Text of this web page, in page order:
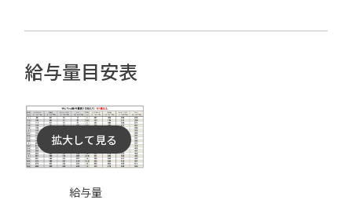
給与量目安表
給与量
拡大して見る